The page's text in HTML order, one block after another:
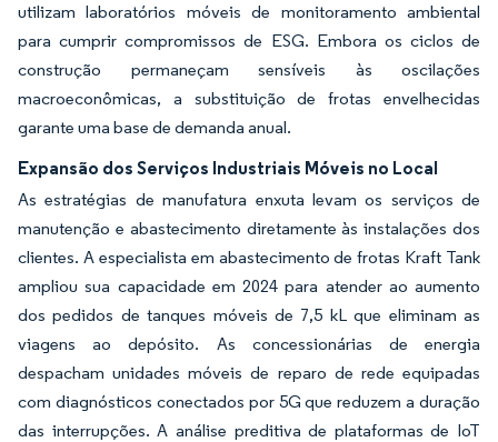
utilizam laboratórios móveis de monitoramento ambiental
para cumprir compromissos de ESG. Embora os ciclos de
construção permaneçam sensíveis às oscilações
macroeconômicas, a substituição de frotas envelhecidas
garante uma base de demanda anual.
Expansão dos Serviços Industriais Móveis no Local
As estratégias de manufatura enxuta levam os serviços de
manutenção e abastecimento diretamente às instalações dos
clientes. A especialista em abastecimento de frotas Kraft Tank
ampliou sua capacidade em 2024 para atender ao aumento
dos pedidos de tanques móveis de 7,5 kL que eliminam as
viagens ao depósito. As concessionárias de energia
despacham unidades móveis de reparo de rede equipadas
com diagnósticos conectados por 5G que reduzem a duração
das interrupções. A análise preditiva de plataformas de IoT